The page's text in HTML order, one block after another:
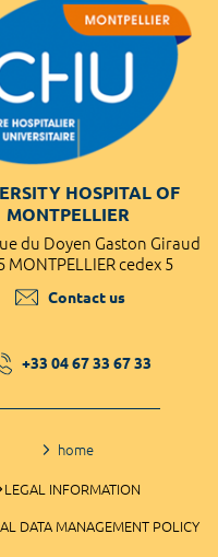
HOSPITAL OF
MONTPELLIER
du Doyen Gaston Giraud
MONTPELLIER cedex 5
Contact us
+33 04 67 33 67 33
home
LEGAL INFORMATION
DATA MANAGEMENT POLICY